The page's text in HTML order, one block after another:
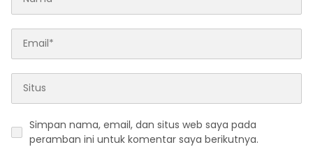
Simpan nama, email, dan situs web saya pada
peramban ini untuk komentar saya berikutnya.